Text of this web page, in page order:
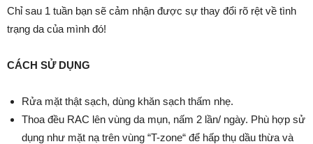
Chỉ sau 1 tuần bạn sẽ cảm nhận được sự thay đổi rõ rệt về tình
trạng da của mình đó!
CÁCH SỬ DỤNG
Rửa mặt thật sạch, dùng khăn sạch thấm nhẹ.
Thoa đều RAC lên vùng da mụn, nấm 2 lần/ ngày. Phù hợp sử
dụng như mặt nạ trên vùng “T-zone“ để hấp thụ dầu thừa và